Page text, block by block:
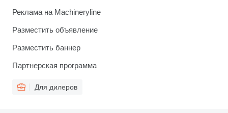
Реклама на Machineryline
Разместить объявление
Разместить баннер
Партнерская программа
Для дилеров